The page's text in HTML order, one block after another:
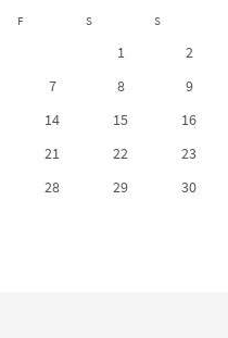
F S S
1
2
7 8
9
14 15
16
21 22
23
28 29
30